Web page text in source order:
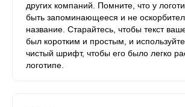
других компаний. Помните, что у
быть запоминающееся и не
название. Старайтесь, чтобы текст
был коротким и простым, и
чистый шрифт, чтобы его было легко
логотипе.